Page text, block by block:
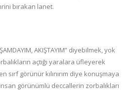
bırakan lanet.
AKIŞTAYIM” diyebilmek, yok
açtığı yaralara üfleyerek
sırf görünür kılınırım diye konuşmaya
görünümlü deccallerin zorbalıkları